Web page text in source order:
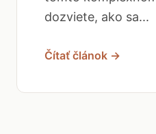
dozviete, ako sa...
Čítať článok →